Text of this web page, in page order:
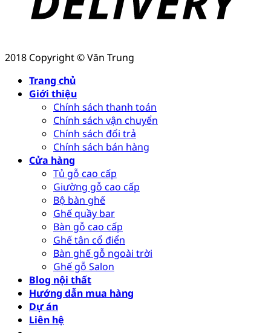
2018 Copyright © Văn Trung
Trang chủ
Giới thiệu
Chính sách thanh toán
Chính sách vận chuyển
Chính sách đổi trả
Chính sách bán hàng
Cửa hàng
Tủ gỗ cao cấp
Giường gỗ cao cấp
Bộ bàn ghế
Ghế quầy bar
Bàn gỗ cao cấp
Ghế tân cổ điển
Bàn ghế gỗ ngoài trời
Ghế gỗ Salon
Blog nội thất
Hướng dẫn mua hàng
Dự án
Liên hệ